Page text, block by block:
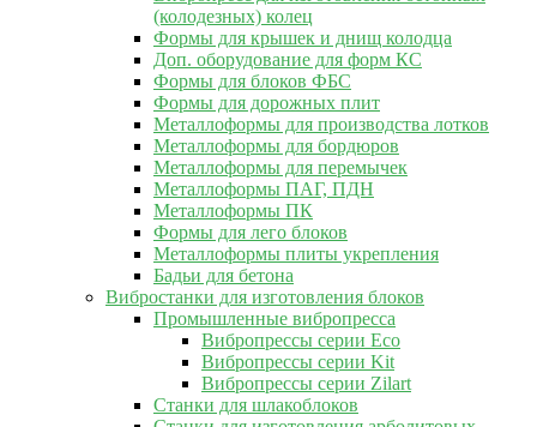
(колодезных) колец
Формы для крышек и днищ колодца
Доп. оборудование для форм КС
Формы для блоков ФБС
Формы для дорожных плит
Металлоформы для производства лотков
Металлоформы для бордюров
Металлоформы для перемычек
Металлоформы ПАГ, ПДН
Металлоформы ПК
Формы для лего блоков
Металлоформы плиты укрепления
Бадьи для бетона
Вибростанки для изготовления блоков
Промышленные вибропресса
Вибропрессы серии Eco
Вибропрессы серии Kit
Вибропрессы серии Zilart
Станки для шлакоблоков